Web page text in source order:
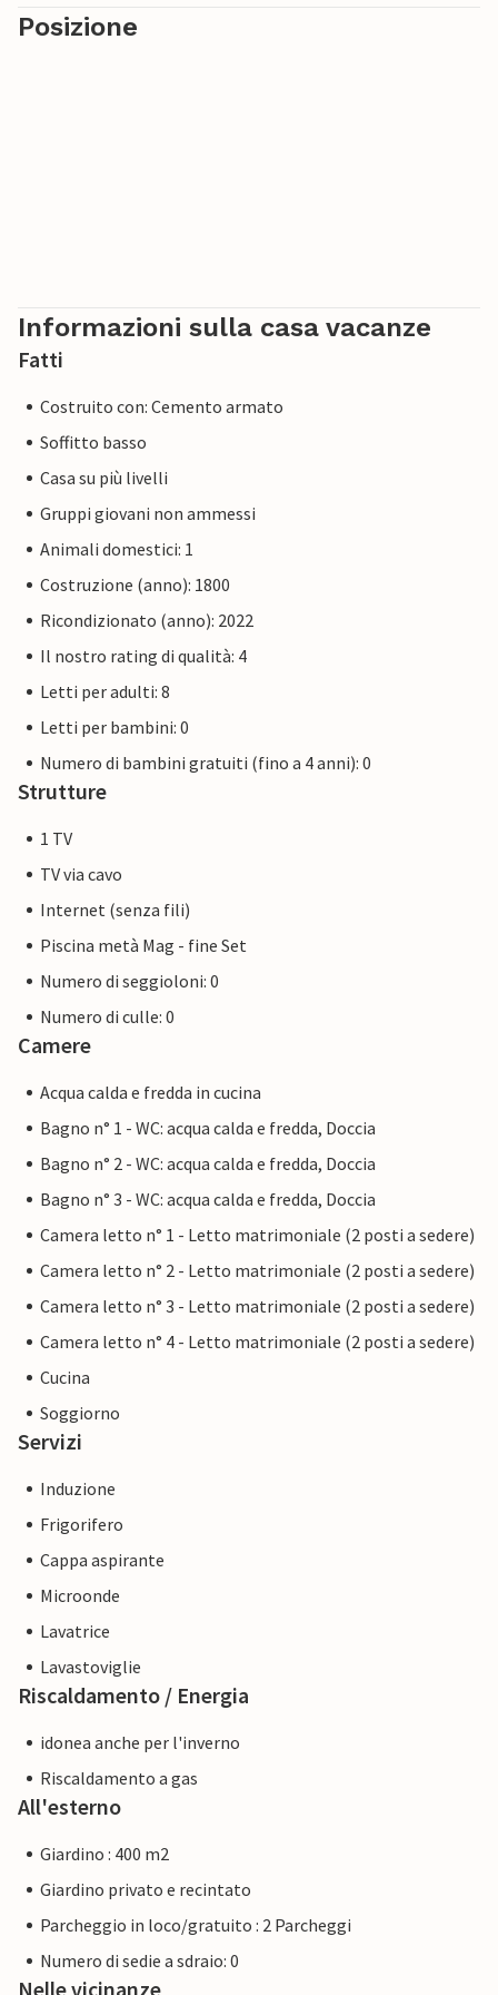
Posizione
Informazioni sulla casa vacanze
Fatti
Costruito con: Cemento armato
Soffitto basso
Casa su più livelli
Gruppi giovani non ammessi
Animali domestici: 1
Costruzione (anno): 1800
Ricondizionato (anno): 2022
Il nostro rating di qualità: 4
Letti per adulti: 8
Letti per bambini: 0
Numero di bambini gratuiti (fino a 4 anni): 0
Strutture
1 TV
TV via cavo
Internet (senza fili)
Piscina metà Mag - fine Set
Numero di seggioloni: 0
Numero di culle: 0
Camere
Acqua calda e fredda in cucina
Bagno n° 1 - WC: acqua calda e fredda, Doccia
Bagno n° 2 - WC: acqua calda e fredda, Doccia
Bagno n° 3 - WC: acqua calda e fredda, Doccia
Camera letto n° 1 - Letto matrimoniale (2 posti a sedere)
Camera letto n° 2 - Letto matrimoniale (2 posti a sedere)
Camera letto n° 3 - Letto matrimoniale (2 posti a sedere)
Camera letto n° 4 - Letto matrimoniale (2 posti a sedere)
Cucina
Soggiorno
Servizi
Induzione
Frigorifero
Cappa aspirante
Microonde
Lavatrice
Lavastoviglie
Riscaldamento / Energia
idonea anche per l'inverno
Riscaldamento a gas
All'esterno
Giardino : 400 m2
Giardino privato e recintato
Parcheggio in loco/gratuito : 2 Parcheggi
Numero di sedie a sdraio: 0
Nelle vicinanze